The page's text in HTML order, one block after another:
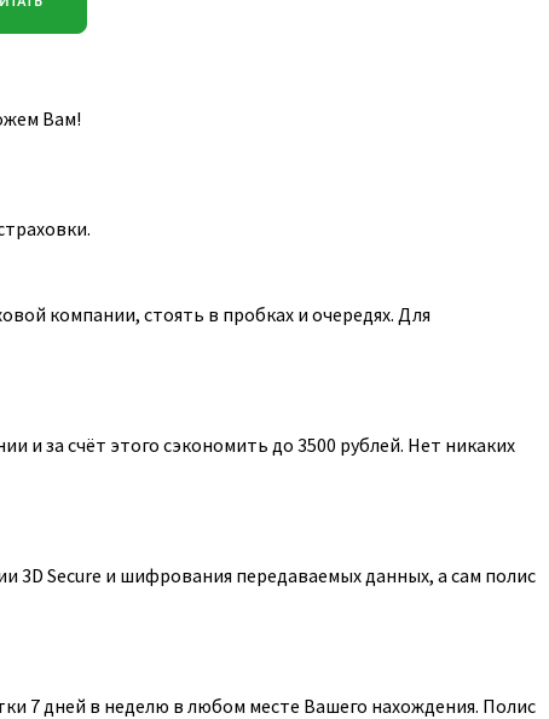
Вам!
компании, стоять в пробках и очередях. Для
и за счёт этого сэкономить до 3500 рублей. Нет никаких
3D Secure и шифрования передаваемых данных, а сам полис
7 дней в неделю в любом месте Вашего нахождения. Полис